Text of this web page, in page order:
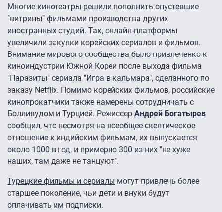
Многие кинотеатры решили пополнить опустевшие
"витрины" фильмами производства других
иностранных студий. Так, онлайн-платформы
увеличили закупки корейских сериалов и фильмов.
Внимание мирового сообщества было привлеченко к
киноиндустрии Южной Кореи после выхода фильма
"Паразиты" сериала "Игра в кальмара", сделанного по
заказу Netflix. Помимо корейских фильмов, российские
кинопрокатчики также намерены сотрудничать с
Болливудом и Турцией. Режиссер Андрей Богатырев
сообщил, что несмотря на всеобщее скептическое
отношение к индийским фильмам, их выпускается
около 1000 в год, и примерно 300 из них "не хуже
наших, там даже не танцуют".
Турецкие фильмы и сериалы могут привлечь более
старшее поколение, чьи дети и внуки будут
оплачивать им подписки.